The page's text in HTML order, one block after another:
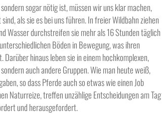
sogar nötig ist, müssen wir uns klar machen,
als sie es bei uns führen. In freier Wildbahn ziehen
Wasser durchstreifen sie mehr als 16 Stunden täglich
Böden in Bewegung, was ihren
hinaus leben sie in einem hochkomplexen,
auch andere Gruppen. Wie man heute weiß,
so dass Pferde auch so etwas wie einen Job
Naturreize, treffen unzählige Entscheidungen am Tag
und herausgefordert.